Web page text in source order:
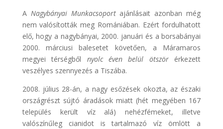
A Nagybányai Munkacsoportajánlásait azonban még
nem valósították meg Romániában. Ezért fordulhatott
elő, hogy a nagybányai, 2000. januári és a borsabányai
2000. márciusi balesetet követően, a Máramaros
megyei térségből nyolc éven belül ötszörérkezett
veszélyes szennyezés a Tiszába.
2008. július 28-án, a nagy esőzések okozta, az északi
országrészt sújtó áradások miatt (hét megyében 167
település került víz alá) nehézfémeket, illetve
valószínűleg cianidot is tartalmazó víz ömlött a